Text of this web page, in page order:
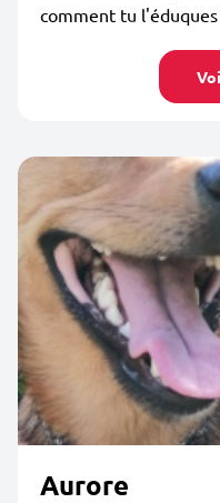
comment tu
Aurore